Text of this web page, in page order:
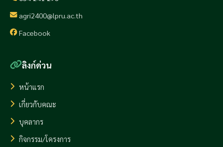
agri2400@lpru.ac.th
Facebook
ลิงก์ด่วน
หน้าแรก
เกี่ยวกับคณะ
บุคลากร
กิจกรรม/โครงการ